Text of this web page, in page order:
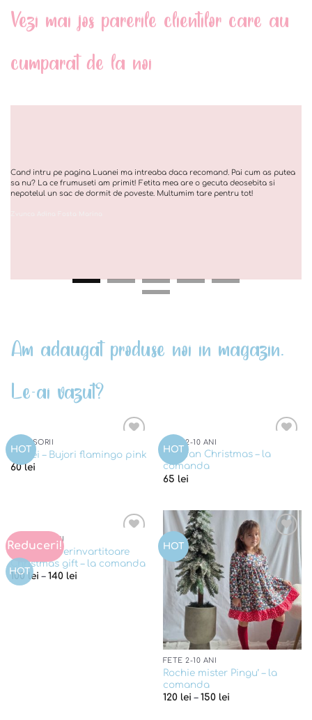
Vezi mai jos parerile clientilor care au
cumparat de la noi
Cand intru pe pagina Luanei ma intreaba daca recomand. Pai cum as putea
sa nu? La ce frumuseti am primit! Fetita mea are o gecuta deosebita si
nepotelul un sac de dormit de poveste. Multumim tare pentru tot!
Am adaugat produse noi in magazin.
Le-ai vazut?
HOT
wishlist
ACCESORII
Cercei – Bujori flamingo pink
60lei
HOT
wishlist
FETE 2-10 ANI
Sarafan Christmas – la
comanda
65 lei
Reduceri!
HOT
wishlist
FETE 2-10 ANI
Rochie superinvartitoare
Christmas gift – la comanda
100lei – 140 lei
HOT
Add to
wishlist
FETE 2-10 ANI
Rochie mister Pingu’ – la
comanda
120 lei – 150 lei